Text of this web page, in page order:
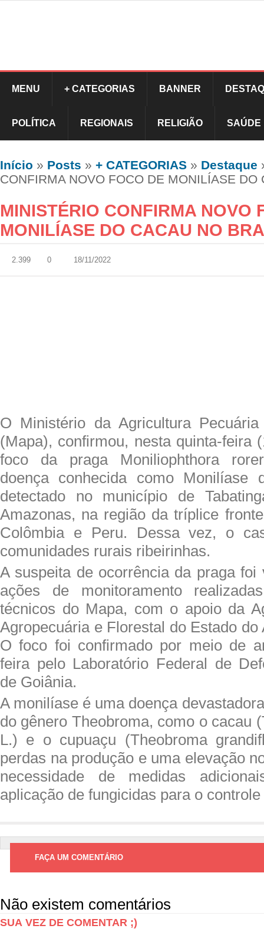
MENU + CATEGORIAS BANNER
POLÍTICA REGIONAIS RELIGIÃO SAÚDE
Início » Posts » + CATEGORIAS » Destaque
CONFIRMA NOVO FOCO DE MONILÍASE DO
MINISTÉRIO CONFIRMA NOVO
MONILÍASE DO CACAU NO
2.399 0 18/11/2022
O Ministério da Agricultura
(Mapa), confirmou, nesta quinta-feira
foco da praga Moniliophthora
doença conhecida como Monilíase
detectado no município de
Amazonas, na região da tríplice
Colômbia e Peru. Dessa vez, o
comunidades rurais ribeirinhas.
A suspeita de ocorrência da praga foi
ações de monitoramento
técnicos do Mapa, com o apoio da
Agropecuária e Florestal do Estado do
O foco foi confirmado por meio de
feira pelo Laboratório Federal de
de Goiânia.
A monilíase é uma doença
do gênero Theobroma, como o cacau
L.) e o cupuaçu (Theobroma
perdas na produção e uma elevação
necessidade de medidas
aplicação de fungicidas para o
FAÇA UM COMENTÁRIO
Não existem comentários
SUA VEZ DE COMENTAR ;)